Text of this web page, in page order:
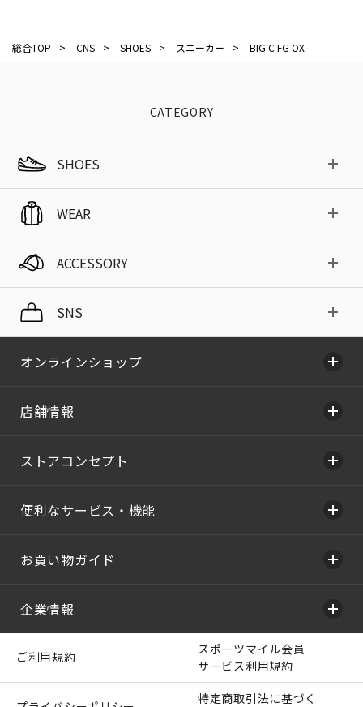
総合TOP > CNS > SHOES > スニーカー > BIG C FG OX
CATEGORY
SHOES
WEAR
ACCESSORY
SNS
オンラインショップ
店舗情報
ストアコンセプト
便利なサービス・機能
お買い物ガイド
企業情報
ご利用規約
スポーツマイル会員
サービス利用規約
特定商取引法に基づく